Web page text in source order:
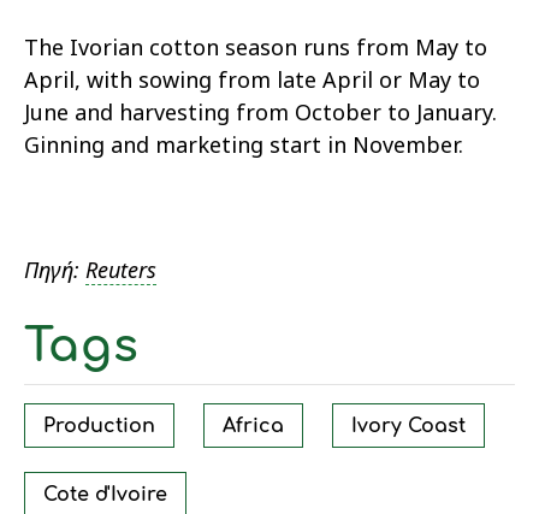
The Ivorian cotton season runs from May to
April, with sowing from late April or May to
June and harvesting from October to January.
Ginning and marketing start in November.
Πηγή: Reuters
Tags
Production Africa Ivory Coast
Cote d'Ivoire